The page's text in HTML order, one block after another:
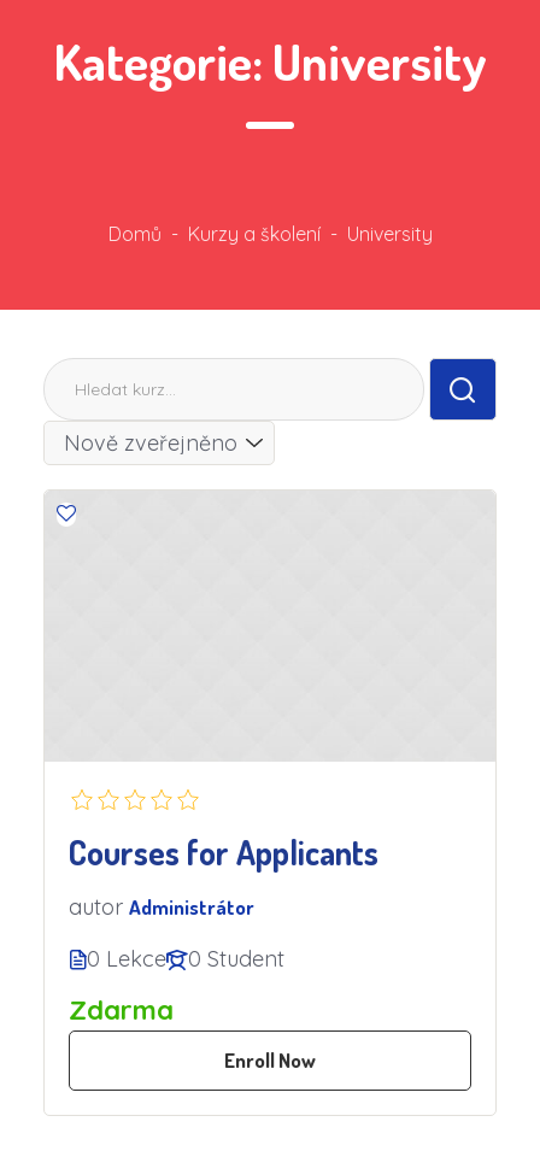
Kategorie: University
Domů - Kurzy a školení- University
Courses for Applicants
autor Administrátor
0 Lekce 0 Student
Zdarma
Enroll Now